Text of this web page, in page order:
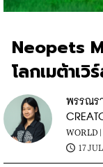
Neopets
โลกเมต้าเวิ
พรรณร
WORLD |
17